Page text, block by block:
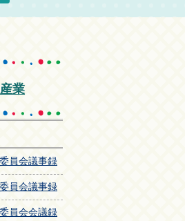
業
員会議事録
員会議事録
員会会議録